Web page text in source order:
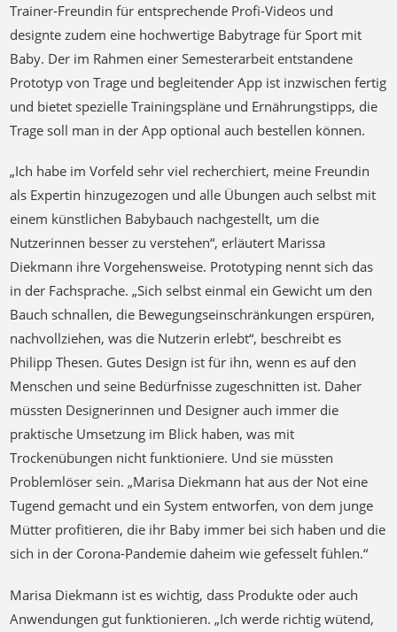
Trainer-Freundin für entsprechende Profi-Videos und
designte zudem eine hochwertige Babytrage für Sport mit
Baby. Der im Rahmen einer Semesterarbeit entstandene
Prototyp von Trage und begleitender App ist inzwischen fertig
und bietet spezielle Trainingspläne und Ernährungstipps, die
Trage soll man in der App optional auch bestellen können.
„Ich habe im Vorfeld sehr viel recherchiert, meine Freundin
als Expertin hinzugezogen und alle Übungen auch selbst mit
einem künstlichen Babybauch nachgestellt, um die
Nutzerinnen besser zu verstehen“, erläutert Marissa
Diekmann ihre Vorgehensweise. Prototyping nennt sich das
in der Fachsprache. „Sich selbst einmal ein Gewicht um den
Bauch schnallen, die Bewegungseinschränkungen erspüren,
nachvollziehen, was die Nutzerin erlebt“, beschreibt es
Philipp Thesen. Gutes Design ist für ihn, wenn es auf den
Menschen und seine Bedürfnisse zugeschnitten ist. Daher
müssten Designerinnen und Designer auch immer die
praktische Umsetzung im Blick haben, was mit
Trockenübungen nicht funktioniere. Und sie müssten
Problemlöser sein. „Marisa Diekmann hat aus der Not eine
Tugend gemacht und ein System entworfen, von dem junge
Mütter profitieren, die ihr Baby immer bei sich haben und die
sich in der Corona-Pandemie daheim wie gefesselt fühlen.“
Marisa Diekmann ist es wichtig, dass Produkte oder auch
Anwendungen gut funktionieren. „Ich werde richtig wütend,